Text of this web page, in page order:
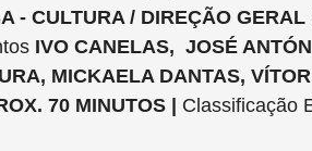
- CULTURA / DIREÇÃO
IVO CANELAS, JOSÉ
MICKAELA DANTAS,
70 MINUTOS | Classificação